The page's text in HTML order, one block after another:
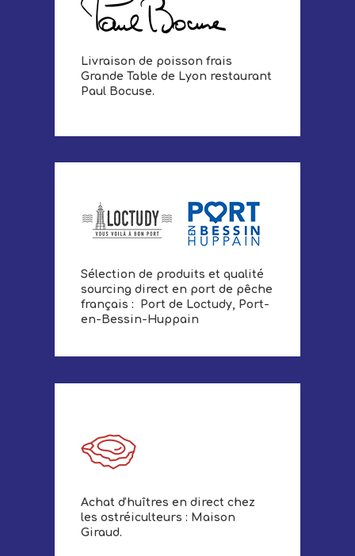
Livraison de poisson frais
Grande Table de Lyon restaurant
Paul Bocuse.
Sélection de produits et qualité
sourcing direct en port de pêche
français : Port de Loctudy, Port-
en-Bessin-Huppain
Achat d'huîtres en direct chez
les ostréiculteurs : Maison
Giraud.